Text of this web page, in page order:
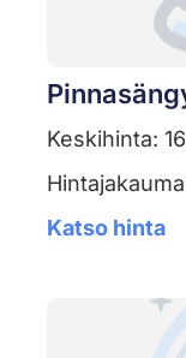
Keskihinta:
Katso hinta